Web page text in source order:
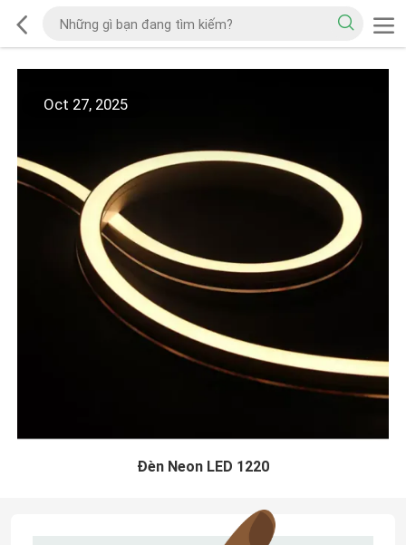
Oct 27, 2025
Đèn Neon LED 1220